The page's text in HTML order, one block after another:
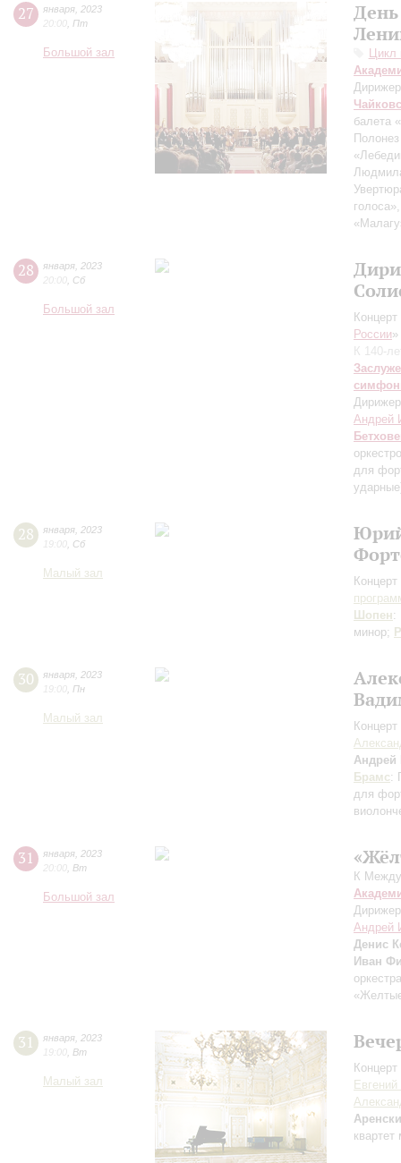
27 января 2023
20:00 Пт
Большой зал
Цикл
балета
28 января 2023
20:00 Сб
Большой зал
России»
К 140-
Андрей
для
28 января 2023
19:00 Сб
Малый зал
Шопен:
минор;
30 января 2023
19:00 Пн
Малый зал
Андрей
Брамс:
для
31 января 2023
20:00 Вт
Большой зал
К
Андрей
Денис
Иван
31 января 2023
19:00 Вт
Малый зал